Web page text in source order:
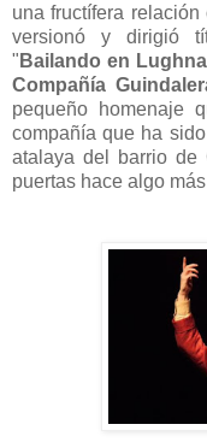
una fructífera
versionó y dirigió
" Bailando en
Compañía
pequeño homenaje
compañía que ha
atalaya del barrio de
puertas hace algo